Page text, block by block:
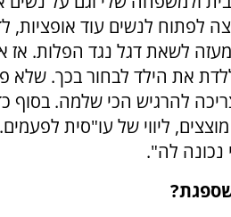
לפתוח לנשים עוד
לשאת דגל נגד הפלות. אז
את הילד לבחור בכך. שלא
להרגיש הכי שלמה. בסוף
ליווי של עו"סית
לה".